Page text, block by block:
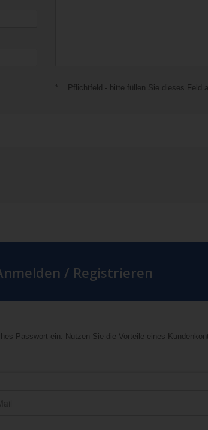
* = Pflichtfeld - bitte füllen Sie dieses Feld
/ Registrieren
Passwort ein. Nutzen Sie die Vorteile eines